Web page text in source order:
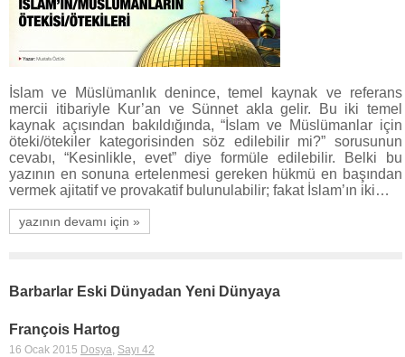
İslam ve Müslümanlık denince, temel kaynak ve referans
mercii itibariyle Kur’an ve Sünnet akla gelir. Bu iki temel
kaynak açısından bakıldığında, “İslam ve Müslümanlar için
öteki/ötekiler kategorisinden söz edilebilir mi?” sorusunun
cevabı, “Kesinlikle, evet” diye formüle edilebilir. Belki bu
yazının en sonuna ertelenmesi gereken hükmü en başından
vermek ajitatif ve provakatif bulunulabilir; fakat İslam’ın iki…
yazının devamı için »
Barbarlar Eski Dünyadan Yeni Dünyaya
François Hartog
16 Ocak 2015 Dosya, Sayı 42